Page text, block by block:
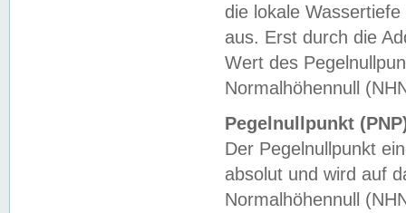
die lokale
aus. Erst durch die
Wert des
Normalhöhennull
Pegelnullpunkt
Der Pegelnullpunkt
absolut und wird auf
Normalhöhennull